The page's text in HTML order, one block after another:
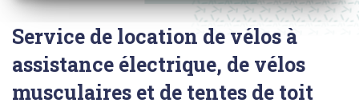
Service de location de vélos à
assistance électrique, de vélos
musculaires et de tentes de toit